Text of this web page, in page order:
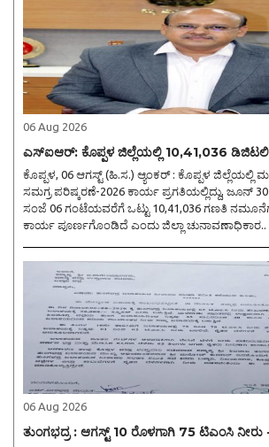
06 Aug 2026
ಎಸ್ಐಆರ್: ಕೊಪ್ಪಳ ಜಿಲ್ಲೆಯಲ್ಲಿ 10,41,036
ಕೊಪ್ಪಳ, 06 ಆಗಸ್ಟ್ (ಹಿ.ಸ.) ಆ್ಯಂಕರ್ : ಕೊಪ್ಪಳ ಜಿಲ್ಲೆಯಲ್ಲಿ ಮತದಾರರ ಪಟ್ಟಿಗಳ ವಿಶೇಷ
ಸಮಗ್ರ ಪರಿಷ್ಕರಣೆ-2026 ಕಾರ್ಯ ಪ್ರಗತಿಯಲ್ಲಿದ್ದು, ಜೂನ್
ಸಂಜೆ 06 ಗಂಟೆಯವರೆಗೆ ಒಟ್ಟು 10,41,036 ಗಣತಿ
ಕಾರ್ಯ ಪೂರ್ಣಗೊಂಡಿದೆ ಎಂದು ಜಿಲ್ಲಾ ಚುನಾವಣಾಧಿಕಾರ..
06 Aug 2026
ತುಂಗಭದ್ರ : ಆಗಸ್ಟ್ 10 ರೊಳಗಾಗಿ 75 ಟಿಎಂಸಿ ನೀರು